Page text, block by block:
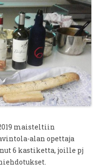
maisteltiin
alan opettaja
6 kastiketta, joille pj